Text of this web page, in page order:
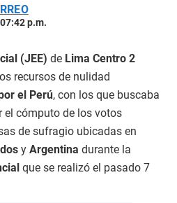
p.m.
(JEE) de Lima Centro 2
recursos de nulidad
el Perú, con los que buscaba
el cómputo de los votos
de sufragio ubicadas en
y Argentina durante la
que se realizó el pasado 7